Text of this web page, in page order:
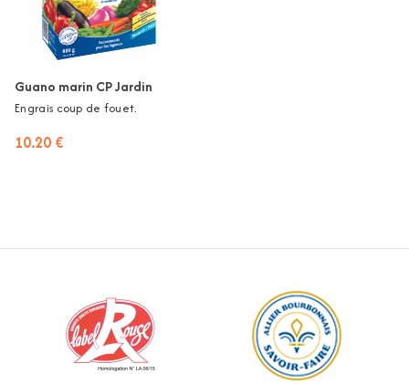
Guano marin CP Jardin
Engrais coup de fouet.
10.20 €